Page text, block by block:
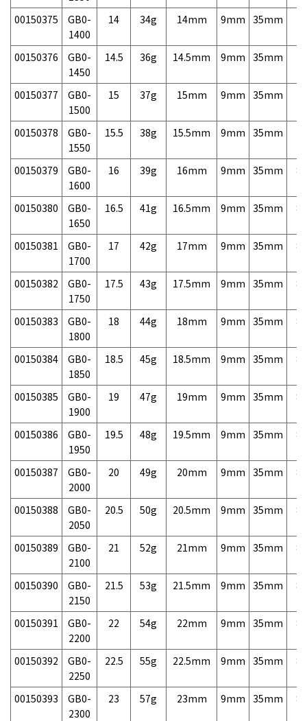
00150375
GB0-
1400
14 34g 14mm 9mm 35mm
00150376
GB0-
1450
14.5 36g 14.5mm 9mm 35mm
00150377
GB0-
1500
15 37g 15mm 9mm 35mm
00150378
GB0-
1550
15.5 38g 15.5mm 9mm 35mm
00150379
GB0-
1600
16 39g 16mm 9mm 35mm
00150380
GB0-
1650
16.5 41g 16.5mm 9mm 35mm
00150381
GB0-
1700
17 42g 17mm 9mm 35mm
00150382
GB0-
1750
17.5 43g 17.5mm 9mm 35mm
00150383
GB0-
1800
18 44g 18mm 9mm 35mm
00150384
GB0-
1850
18.5 45g 18.5mm 9mm 35mm
00150385
GB0-
1900
19 47g 19mm 9mm 35mm
00150386
GB0-
1950
19.5 48g 19.5mm 9mm 35mm
00150387
GB0-
2000
20 49g 20mm 9mm 35mm
00150388
GB0-
2050
20.5 50g 20.5mm 9mm 35mm
00150389
GB0-
2100
21 52g 21mm 9mm 35mm
00150390
GB0-
2150
21.5 53g 21.5mm 9mm 35mm
00150391
GB0-
2200
22 54g 22mm 9mm 35mm
00150392
GB0-
2250
22.5 55g 22.5mm 9mm 35mm
00150393
GB0-
2300
23 57g 23mm 9mm 35mm